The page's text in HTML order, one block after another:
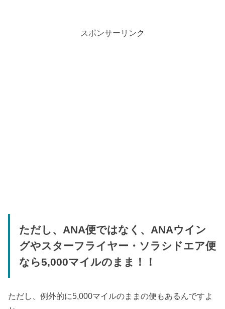
スポンサーリンク
ただし、ANA便ではなく、ANAウイン
グやスターフライヤー・ソラシドエア便
なら5,000マイルのまま！！
ただし、例外的に5,000マイルのままの便もあるんですよ